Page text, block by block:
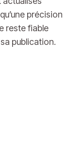
précision
reste fiable
publication.